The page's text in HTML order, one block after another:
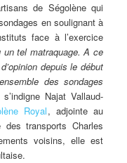
de Ségolène qui
en soulignant à
face à l’exercice
un tel matraquage. A ce
depuis le début
des sondages
Najat Vallaud-
Royal, adjointe au
des transports Charles
voisins, elle est